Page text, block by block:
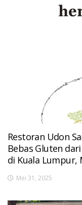
Restoran Udon
Bebas Gluten dari
di Kuala Lumpur,
Mei 31, 2025